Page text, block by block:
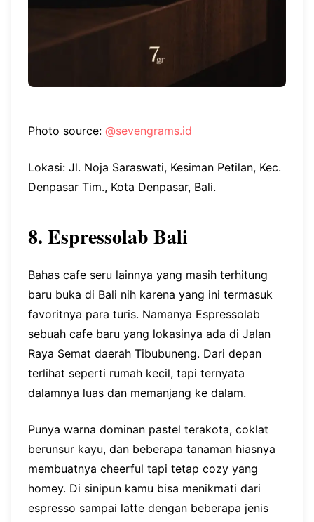
Photo source: @sevengrams.id
Lokasi: Jl. Noja Saraswati, Kesiman Petilan, Kec.
Denpasar Tim., Kota Denpasar, Bali.
8. Espressolab Bali
Bahas cafe seru lainnya yang masih terhitung
baru buka di Bali nih karena yang ini termasuk
favoritnya para turis. Namanya Espressolab
sebuah cafe baru yang lokasinya ada di Jalan
Raya Semat daerah Tibubuneng. Dari depan
terlihat seperti rumah kecil, tapi ternyata
dalamnya luas dan memanjang ke dalam.
Punya warna dominan pastel terakota, coklat
berunsur kayu, dan beberapa tanaman hiasnya
membuatnya cheerful tapi tetap cozy yang
homey. Di sinipun kamu bisa menikmati dari
espresso sampai latte dengan beberapa jenis